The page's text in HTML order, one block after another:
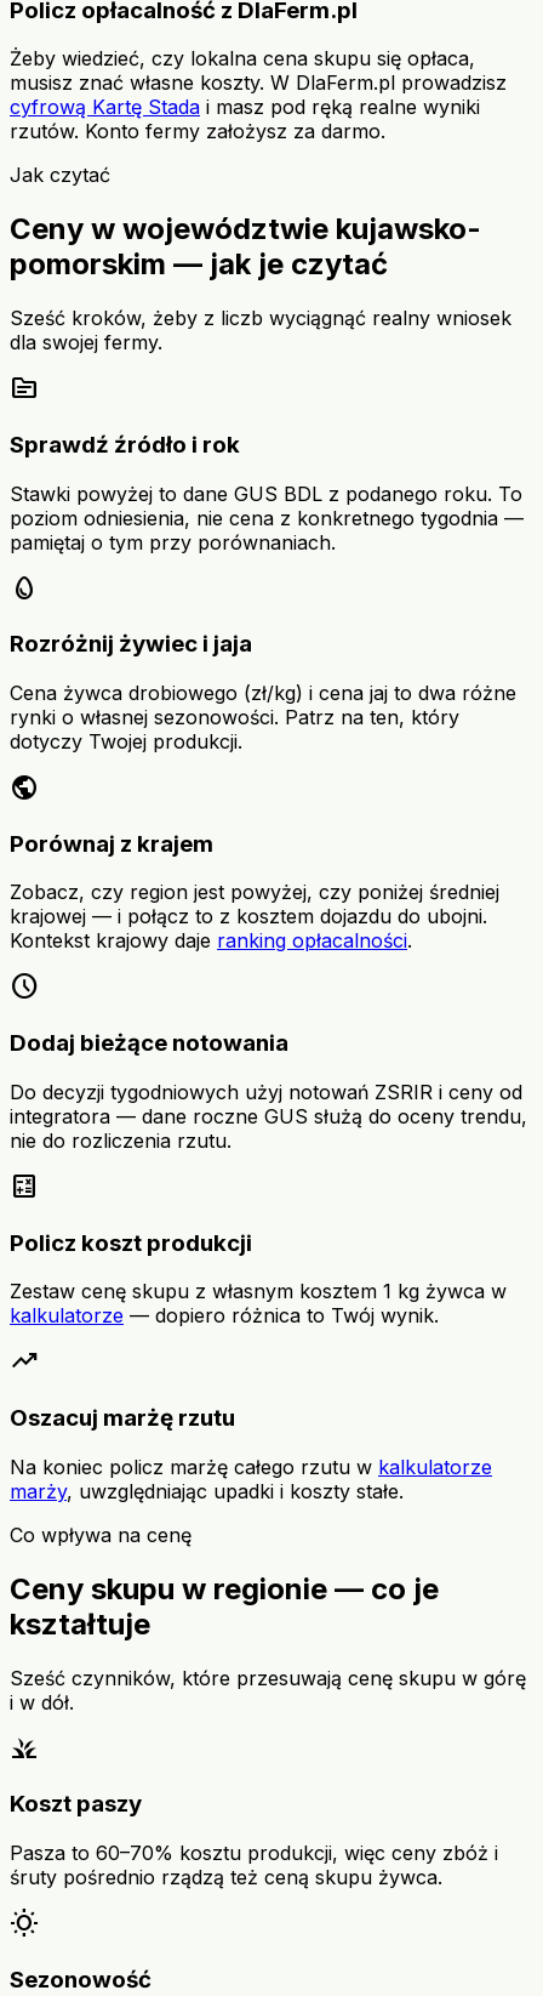
Policz opłacalność z DlaFerm.pl
Żeby wiedzieć, czy lokalna cena skupu się opłaca,
musisz znać własne koszty. W DlaFerm.pl prowadzisz
cyfrową Kartę Stada i masz pod ręką realne wyniki
rzutów. Konto fermy założysz za darmo.
Jak czytać
Ceny w województwie kujawsko-
pomorskim — jak je czytać
Sześć kroków, żeby z liczb wyciągnąć realny wniosek
dla swojej fermy.
source
Sprawdź źródło i rok
Stawki powyżej to dane GUS BDL z podanego roku. To
poziom odniesienia, nie cena z konkretnego tygodnia —
pamiętaj o tym przy porównaniach.
egg
Rozróżnij żywiec i jaja
Cena żywca drobiowego (zł/kg) i cena jaj to dwa różne
rynki o własnej sezonowości. Patrz na ten, który
dotyczy Twojej produkcji.
public
Porównaj z krajem
Zobacz, czy region jest powyżej, czy poniżej średniej
krajowej — i połącz to z kosztem dojazdu do ubojni.
Kontekst krajowy daje ranking opłacalności.
schedule
Dodaj bieżące notowania
Do decyzji tygodniowych użyj notowań ZSRIR i ceny od
integratora — dane roczne GUS służą do oceny trendu,
nie do rozliczenia rzutu.
calculate
Policz koszt produkcji
Zestaw cenę skupu z własnym kosztem 1 kg żywca w
kalkulatorze — dopiero różnica to Twój wynik.
trending_up
Oszacuj marżę rzutu
Na koniec policz marżę całego rzutu w kalkulatorze
marży, uwzględniając upadki i koszty stałe.
Co wpływa na cenę
Ceny skupu w regionie — co je
kształtuje
Sześć czynników, które przesuwają cenę skupu w górę
i w dół.
grass
Koszt paszy
Pasza to 60–70% kosztu produkcji, więc ceny zbóż i
śruty pośrednio rządzą też ceną skupu żywca.
wb_sunny
Sezonowość